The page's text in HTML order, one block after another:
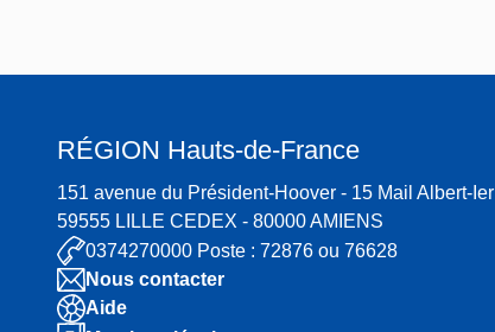
RÉGION Hauts-de-France
151 avenue du Président-Hoover - 15 Mail Albert-Ier
59555 LILLE CEDEX - 80000 AMIENS
0374270000 Poste : 72876 ou 76628
Nous contacter
Aide